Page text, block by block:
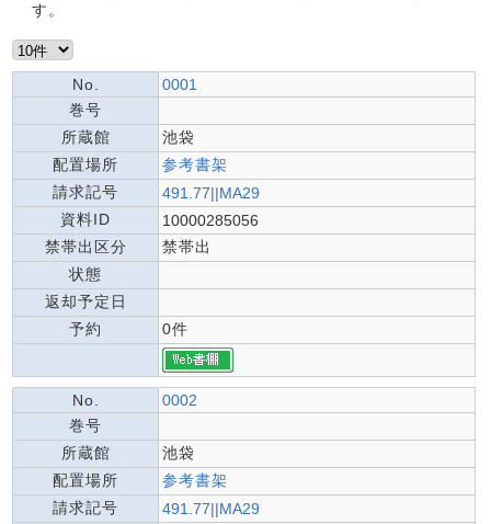
す。
No.
0001
巻号
所蔵館
池袋
配置場所
参考書架
請求記号
491.77||MA29
資料ID
10000285056
禁帯出区分
禁帯出
状態
返却予定日
予約
0件
No.
0002
巻号
所蔵館
池袋
配置場所
参考書架
請求記号
491.77||MA29